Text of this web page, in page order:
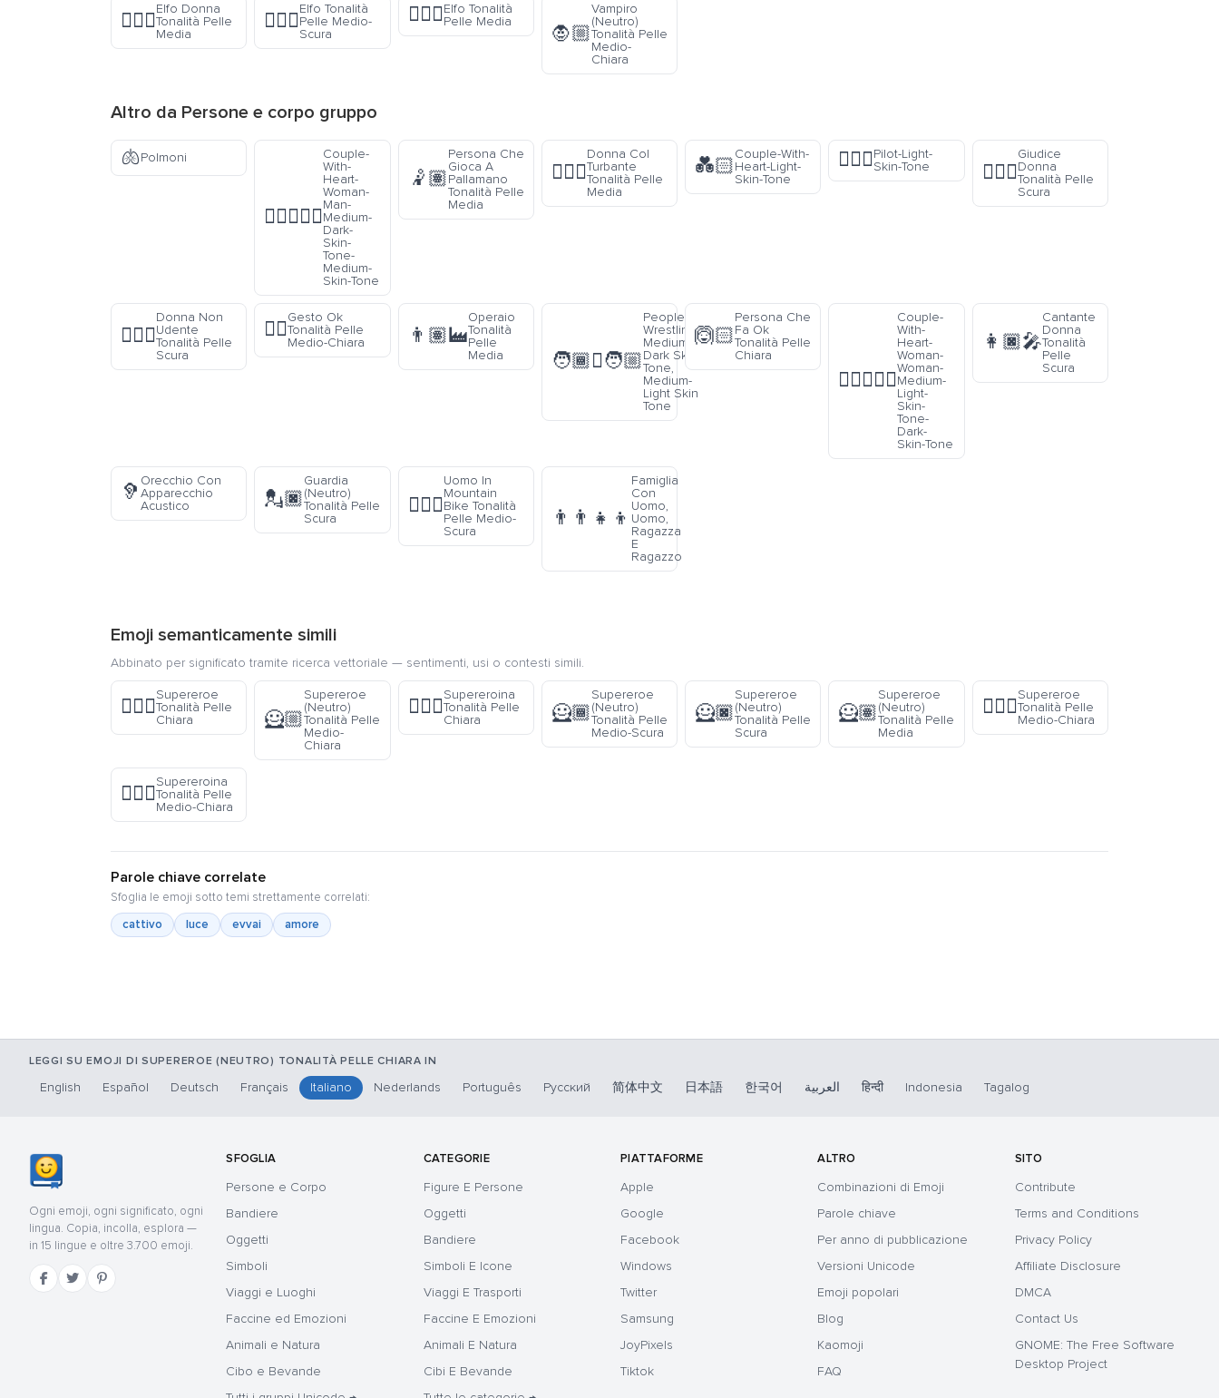
🧝🏽‍♀️
Elfo Donna
Tonalità Pelle
Media
🧝🏾‍♂️
Elfo Tonalità
Pelle Medio-
Scura
🧝🏽‍♂️Elfo Tonalità
Pelle Media
🧛🏼
Vampiro
(Neutro)
Tonalità Pelle
Medio-
Chiara
Altro da Persone e corpo gruppo
🫁Polmoni
👩🏾‍❤️‍👨🏽
Couple-
With-
Heart-
Woman-
Man-
Medium-
Dark-
Skin-
Tone-
Medium-
Skin-Tone
🤾🏽
Persona Che
Gioca A
Pallamano
Tonalità Pelle
Media
👳🏽‍♀️
Donna Col
Turbante
Tonalità Pelle
Media
💑🏻
Couple-With-
Heart-Light-
Skin-Tone
🧑🏻‍✈️Pilot-Light-
Skin-Tone
👩🏿‍⚖️
Giudice
Donna
Tonalità Pelle
Scura
🧏🏿‍♀️
Donna Non
Udente
Tonalità Pelle
Scura
👌🏼
Gesto Ok
Tonalità Pelle
Medio-Chiara
👨🏽‍🏭
Operaio
Tonalità
Pelle
Media
🧑🏾‍🫯‍🧑🏼
People
Wrestling:
Medium-
Dark Skin
Tone,
Medium-
Light Skin
Tone
🙆🏻
Persona Che
Fa Ok
Tonalità Pelle
Chiara
👩🏼‍❤️‍👩🏿
Couple-
With-
Heart-
Woman-
Woman-
Medium-
Light-
Skin-
Tone-
Dark-
Skin-Tone
👩🏿‍🎤
Cantante
Donna
Tonalità
Pelle
Scura
🦻
Orecchio Con
Apparecchio
Acustico
💂🏿
Guardia
(Neutro)
Tonalità Pelle
Scura
🚵🏾‍♂️
Uomo In
Mountain
Bike Tonalità
Pelle Medio-
Scura
👨‍👨‍👧‍👦
Famiglia
Con
Uomo,
Uomo,
Ragazza
E
Ragazzo
Emoji semanticamente simili
Abbinato per significato tramite ricerca vettoriale — sentimenti, usi o contesti simili.
🦸🏻‍♂️
Supereroe
Tonalità Pelle
Chiara
🦸🏼
Supereroe
(Neutro)
Tonalità Pelle
Medio-
Chiara
🦸🏻‍♀️
Supereroina
Tonalità Pelle
Chiara
🦸🏾
Supereroe
(Neutro)
Tonalità Pelle
Medio-Scura
🦸🏿
Supereroe
(Neutro)
Tonalità Pelle
Scura
🦸🏽
Supereroe
(Neutro)
Tonalità Pelle
Media
🦸🏼‍♂️
Supereroe
Tonalità Pelle
Medio-Chiara
🦸🏼‍♀️
Supereroina
Tonalità Pelle
Medio-Chiara
Parole chiave correlate
Sfoglia le emoji sotto temi strettamente correlati:
cattivo
luce evvai amore
LEGGI SU EMOJI DI SUPEREROE (NEUTRO) TONALITÀ PELLE CHIARA IN
English Español Deutsch Français Italiano Nederlands Português Русский 简体中文 日本語 한국어 العربية हिन्दी Indonesia Tagalog
Ogni emoji, ogni significato, ogni
lingua. Copia, incolla, esplora —
in 15 lingue e oltre 3.700 emoji.
SFOGLIA
Persone e Corpo
Bandiere
Oggetti
Simboli
Viaggi e Luoghi
Faccine ed Emozioni
Animali e Natura
Cibo e Bevande
CATEGORIE
Figure E Persone
Oggetti
Bandiere
Simboli E Icone
Viaggi E Trasporti
Faccine E Emozioni
Animali E Natura
Cibi E Bevande
PIATTAFORME
Apple
Google
Facebook
Windows
Twitter
Samsung
JoyPixels
Tiktok
ALTRO
Combinazioni di Emoji
Parole chiave
Per anno di pubblicazione
Versioni Unicode
Emoji popolari
Blog
Kaomoji
FAQ
SITO
Contribute
Terms and Conditions
Privacy Policy
Affiliate Disclosure
DMCA
Contact Us
GNOME: The Free Software
Desktop Project